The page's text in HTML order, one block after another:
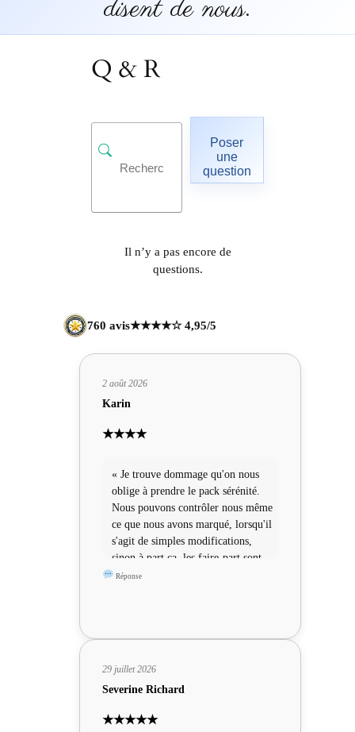
disent de nous.
Q & R
Poser
une
question
Il n’y a pas encore de
questions.
760 avis★★★★☆ 4,95/5
2 août 2026
Karin
★★★★
« Je trouve dommage qu'on nous
oblige à prendre le pack sérénité.
Nous pouvons contrôler nous même
ce que nous avons marqué, lorsqu'il
s'agit de simples modifications,
sinon à part ça, les faire-part sont
sympas »
Réponse
29 juillet 2026
Severine Richard
★★★★★